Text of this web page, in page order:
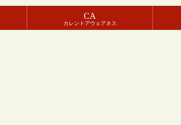
CA
カレントアウェアネス